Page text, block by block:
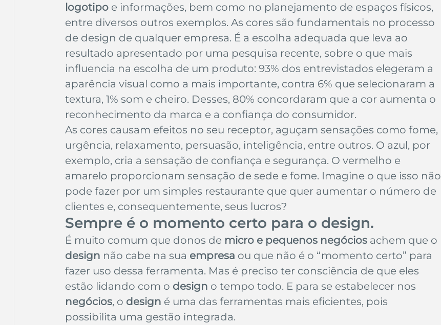
logotipo e informações, bem como no planejamento de espaços físicos,
entre diversos outros exemplos. As cores são fundamentais no processo
de design de qualquer empresa. É a escolha adequada que leva ao
resultado apresentado por uma pesquisa recente, sobre o que mais
influencia na escolha de um produto: 93% dos entrevistados elegeram a
aparência visual como a mais importante, contra 6% que selecionaram a
textura, 1% som e cheiro. Desses, 80% concordaram que a cor aumenta o
reconhecimento da marca e a confiança do consumidor.
As cores causam efeitos no seu receptor, aguçam sensações como fome,
urgência, relaxamento, persuasão, inteligência, entre outros. O azul, por
exemplo, cria a sensação de confiança e segurança. O vermelho e
amarelo proporcionam sensação de sede e fome. Imagine o que isso não
pode fazer por um simples restaurante que quer aumentar o número de
clientes e, consequentemente, seus lucros?
Sempre é o momento certo para o design.
É muito comum que donos de micro e pequenos negócios achem que o
design não cabe na sua empresa ou que não é o “momento certo” para
fazer uso dessa ferramenta. Mas é preciso ter consciência de que eles
estão lidando com o design o tempo todo. E para se estabelecer nos
negócios, o design é uma das ferramentas mais eficientes, pois
possibilita uma gestão integrada.